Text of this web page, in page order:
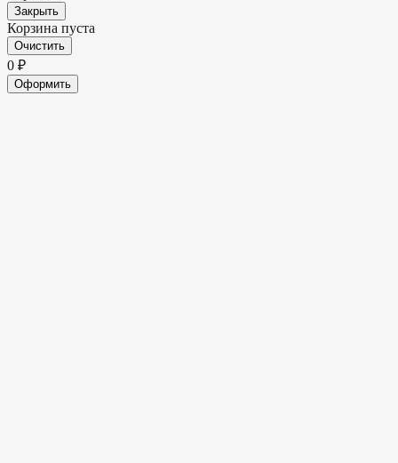
Закрыть
Корзина пуста
Очистить
0 ₽
Оформить